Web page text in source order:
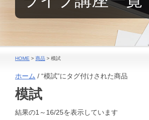
HOME > 商品 > 模試
ホーム / “模試”にタグ付けされた商品
模試
結果の1～16/25を表示しています